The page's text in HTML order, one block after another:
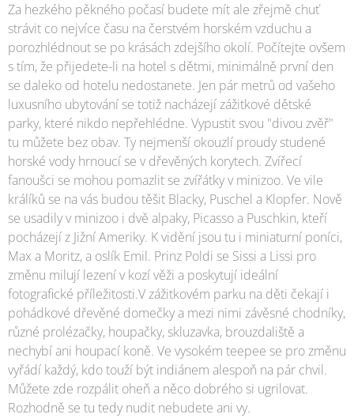
Za hezkého pěkného počasí budete mít ale zřejmě chuť
strávit co nejvíce času na čerstvém horském vzduchu a
porozhlédnout se po krásách zdejšího okolí. Počítejte ovšem
s tím, že přijedete-li na hotel s dětmi, minimálně první den
se daleko od hotelu nedostanete. Jen pár metrů od vašeho
luxusního ubytování se totiž nacházejí zážitkové dětské
parky, které nikdo nepřehlédne. Vypustit svou "divou zvěř"
tu můžete bez obav. Ty nejmenší okouzlí proudy studené
horské vody hrnoucí se v dřevěných korytech. Zvířecí
fanoušci se mohou pomazlit se zvířátky v minizoo. Ve vile
králíků se na vás budou těšit Blacky, Puschel a Klopfer. Nově
se usadily v minizoo i dvě alpaky, Picasso a Puschkin, kteří
pocházejí z Jižní Ameriky. K vidění jsou tu i miniaturní poníci,
Max a Moritz, a oslík Emil. Prinz Poldi se Sissi a Lissi pro
změnu milují lezení v kozí věži a poskytují ideální
fotografické příležitosti.V zážitkovém parku na děti čekají i
pohádkové dřevěné domečky a mezi nimi závěsné chodníky,
různé prolézačky, houpačky, skluzavka, brouzdaliště a
nechybí ani houpací koně. Ve vysokém teepee se pro změnu
vyřádí každý, kdo touží být indiánem alespoň na pár chvil.
Můžete zde rozpálit oheň a něco dobrého si ugrilovat.
Rozhodně se tu tedy nudit nebudete ani vy.